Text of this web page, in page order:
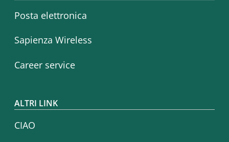
Posta elettronica
Sapienza Wireless
Career service
ALTRI LINK
CIAO